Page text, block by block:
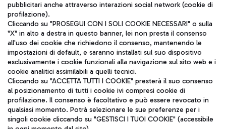
Pizza
Autobus
Scopri le linee di autobus per raggiungere l'aeroporto
Leonardo Da Vinci.
Aeroporti di Roma S.p.A. - Società soggetta a direzione e
coordinamento di Mundys S.p.A.
Codice fiscale e Registro delle Imprese di Roma 13032990155 P.
IVA 06572251004
Capitale sociale 62.224.743,00 int. vers.
Sede legale: Via Pier Paolo Racchetti 1 - 00054 Fiumicino (RM)
pubblicitari anche attraverso interazioni social network (cookie di
profilazione).
Cliccando su "PROSEGUI CON I SOLI COOKIE NECESSARI" o sulla
"X" in alto a destra in questo banner, lei non presta il consenso
all'uso dei cookie che richiedono il consenso, mantenendo le
impostazioni di default, e saranno installati sul suo dispositivo
esclusivamente i cookie funzionali alla navigazione sul sito web e i
cookie analitici assimilabili a quelli tecnici.
Cliccando su "ACCETTA TUTTI I COOKIE" presterà il suo consenso
al posizionamento di tutti i cookie ivi compresi cookie di
profilazione. Il consenso è facoltativo e può essere revocato in
qualsiasi momento. Potrà selezionare le sue preferenze per i
singoli cookie cliccando su "GESTISCI I TUOI COOKIE" (accessibile